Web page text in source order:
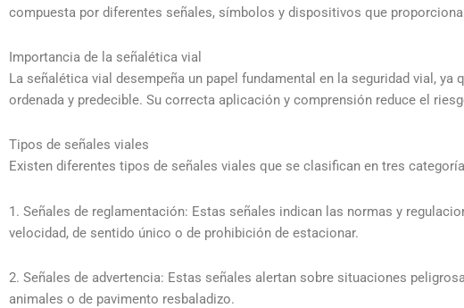
compuesta por diferentes señales, símbolos y dispositivos que
Importancia de la señalética vial
La señalética vial desempeña un papel fundamental en la seguridad vial,
ordenada y predecible. Su correcta aplicación y comprensión reduce el
Tipos de señales viales
Existen diferentes tipos de señales viales que se clasifican en tres
1. Señales de reglamentación: Estas señales indican las normas y
velocidad, de sentido único o de prohibición de estacionar.
2. Señales de advertencia: Estas señales alertan sobre situaciones
animales o de pavimento resbaladizo.